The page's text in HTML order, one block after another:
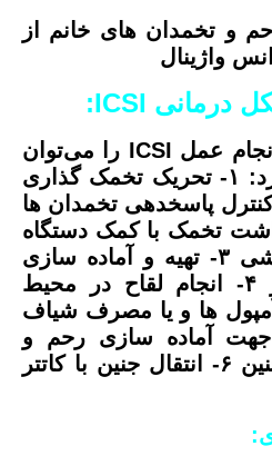
و تخمدان های خانم از
واژینال
درمانی
به طور کلی مراحل انجام عمل ICSI را می‌توان
۱- تحریک تخمک گذاری
پاسخدهی تخمدان ها
تخمک با کمک دستگاه
۳- تهیه و آماده سازی
۴- انجام لقاح در محیط
آمپول ها و یا مصرف شیاف
جهت آماده سازی رحم و
۶- انتقال جنین با کاتتر